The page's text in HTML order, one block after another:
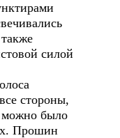
силой
стороны,
можно было
Прошин